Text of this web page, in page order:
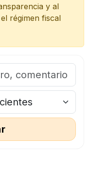
y al
régimen fiscal